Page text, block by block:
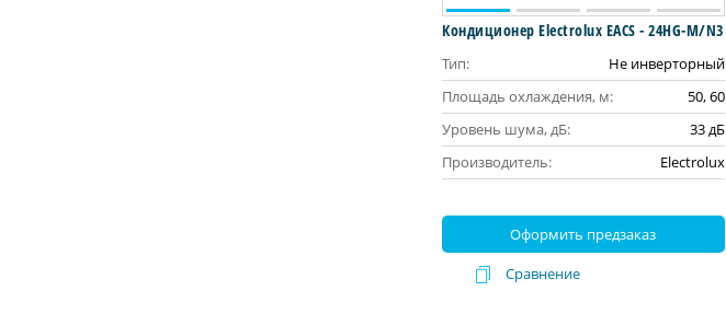
Кондиционер Electrolux EACS - 24HG-M/N3
Тип:
Не инверторный
Площадь охлаждения, м:
50, 60
Уровень шума, дБ:
33 дБ
Производитель:
Electrolux
Оформить предзаказ
Сравнение